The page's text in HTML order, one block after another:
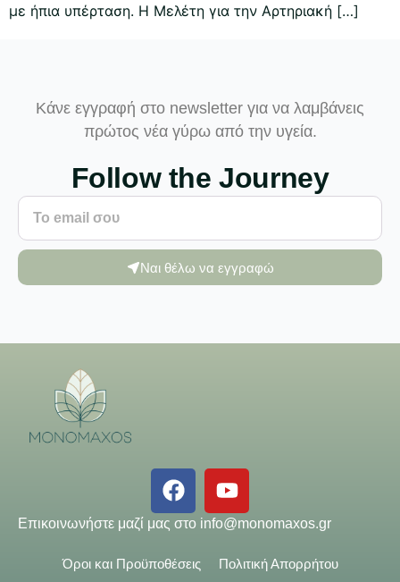
με ήπια υπέρταση. Η Μελέτη για την Αρτηριακή […]
Κάνε εγγραφή στο newsletter για να λαμβάνεις
πρώτος νέα γύρω από την υγεία.
Follow the Journey
Ναι θέλω να εγγραφώ
Επικοινωνήστε μαζί μας στο info@monomaxos.gr
Όροι και Προϋποθέσεις Πολιτική Απορρήτου